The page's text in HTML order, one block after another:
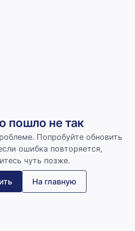
пошло не так
Попробуйте обновить
ошибка повторяется,
чуть позже.
На главную